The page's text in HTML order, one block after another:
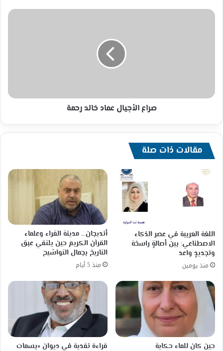
صراع
صراع الأجيال عماد خالد رحمة
مقالات ذات صلة
اللغة العربية في عصر الذكاء
الاصطناعي: بين أصالةٍ راسخة
وتجديدٍ واعد
منذ يومين
أنديجان… مدينة القراء وعلماء
القرآن الكريم حين يلتقي عبق
التاريخ بجمال التواشيح
منذ 5 أيام
حين كان للماء حكاية
قراءة نقدية في ديوان «بسمات